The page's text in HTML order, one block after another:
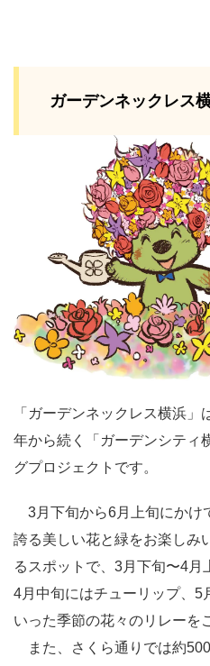
ガーデンネックレス
「ガーデンネックレス横浜
年から続く「ガーデンシティ
グプロジェクトです。
3月下旬から6月上旬にかけ
誇る美しい花と緑をお楽しみ
るスポットで、3月下旬〜4月
4月中旬にはチューリップ、5
いった季節の花々のリレーを
また、さくら通りでは約